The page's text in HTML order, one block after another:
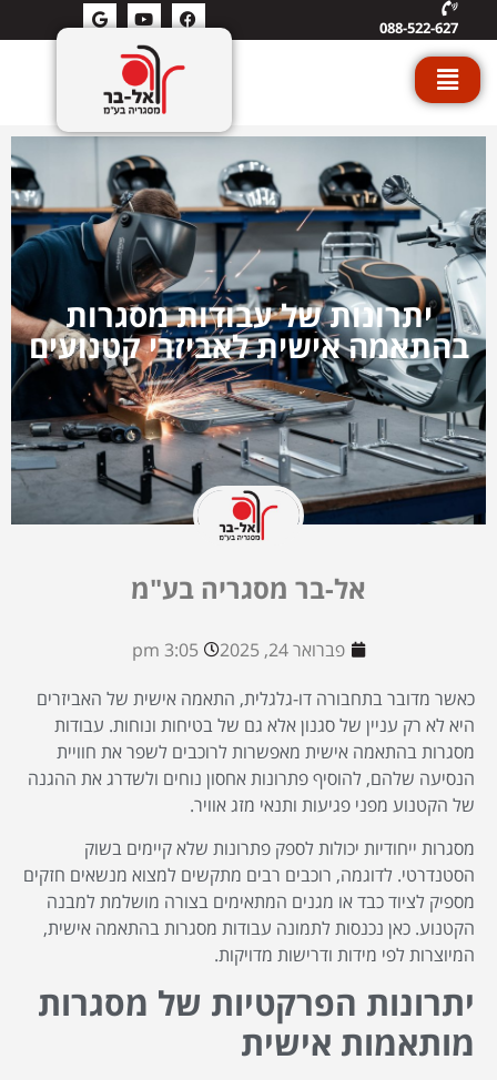
088-522-627
יתרונות של עבודות מסגרות
בהתאמה אישית לאביזרי קטנועים
אל-בר מסגריה בע"מ
פברואר 24, 2025
3:05 pm
כאשר מדובר בתחבורה דו-גלגלית, התאמה אישית של האביזרים
היא לא רק עניין של סגנון אלא גם של בטיחות ונוחות. עבודות
מסגרות בהתאמה אישית מאפשרות לרוכבים לשפר את חוויית
הנסיעה שלהם, להוסיף פתרונות אחסון נוחים ולשדרג את ההגנה
של הקטנוע מפני פגיעות ותנאי מזג אוויר.
מסגרות ייחודיות יכולות לספק פתרונות שלא קיימים בשוק
הסטנדרטי. לדוגמה, רוכבים רבים מתקשים למצוא מנשאים חזקים
מספיק לציוד כבד או מגנים המתאימים בצורה מושלמת למבנה
הקטנוע. כאן נכנסות לתמונה עבודות מסגרות בהתאמה אישית,
המיוצרות לפי מידות ודרישות מדויקות.
יתרונות הפרקטיות של מסגרות
מותאמות אישית